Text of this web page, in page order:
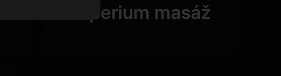
Imperium masáž